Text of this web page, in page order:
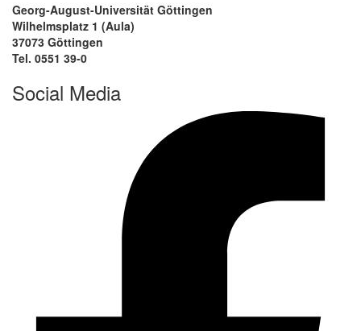
Georg-August-Universität Göttingen
Wilhelmsplatz 1 (Aula)
37073 Göttingen
Tel. 0551 39-0
Social Media